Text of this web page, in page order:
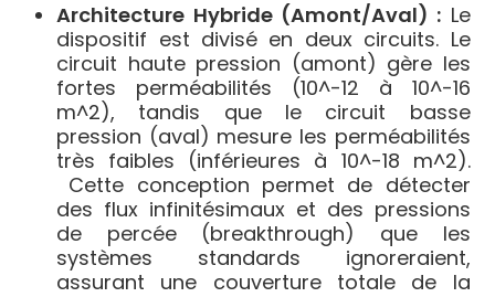
Architecture Hybride (Amont/Aval) : Le
dispositif est divisé en deux circuits. Le
circuit haute pression (amont) gère les
fortes perméabilités (10^-12 à 10^-16
m^2), tandis que le circuit basse
pression (aval) mesure les perméabilités
très faibles (inférieures à 10^-18 m^2).
Cette conception permet de détecter
des flux infinitésimaux et des pressions
de percée (breakthrough) que les
systèmes standards ignoreraient,
assurant une couverture totale de la